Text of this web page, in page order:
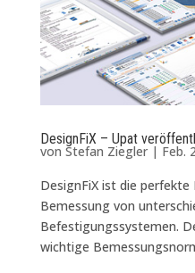
DesignFiX – Upat
von Stefan Ziegler| Feb.
DesignFiX ist die
Bemessung von
Befestigungssystemen.
wichtige